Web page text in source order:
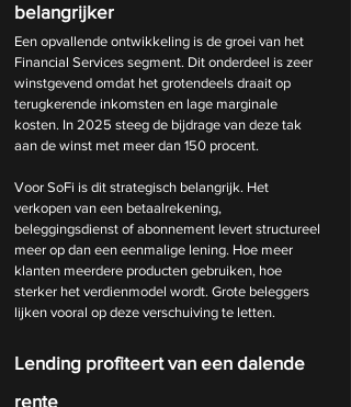
belangrijker
Een opvallende ontwikkeling is de groei van het
Financial Services segment. Dit onderdeel is zeer
winstgevend omdat het grotendeels draait op
terugkerende inkomsten en lage marginale
kosten. In 2025 steeg de bijdrage van deze tak
aan de winst met meer dan 150 procent.
Voor SoFi is dit strategisch belangrijk. Het
verkopen van een betaalrekening,
beleggingsdienst of abonnement levert structureel
meer op dan een eenmalige lening. Hoe meer
klanten meerdere producten gebruiken, hoe
sterker het verdienmodel wordt. Grote beleggers
lijken vooral op deze verschuiving te letten.
Lending profiteert van een dalende
rente